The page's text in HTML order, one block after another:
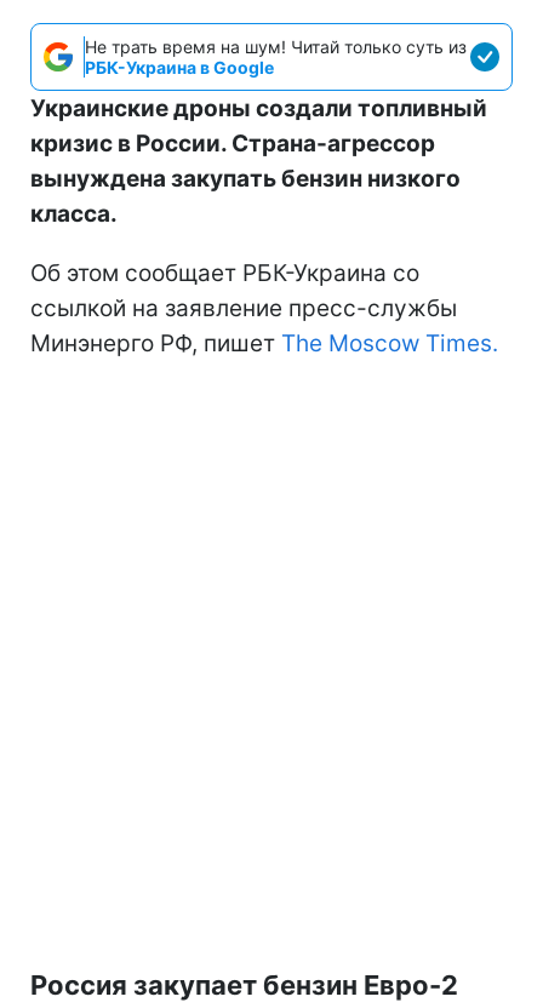
Не трать время на шум! Читай только суть из
РБК-Украина в Google
Украинские дроны создали топливный
кризис в России. Страна-агрессор
вынуждена закупать бензин низкого
класса.
Об этом сообщает РБК-Украина со
ссылкой на заявление пресс-службы
Минэнерго РФ, пишет The Moscow Times.
Россия закупает бензин Евро-2